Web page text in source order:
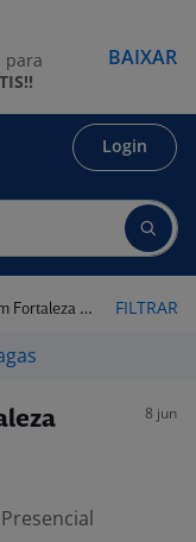
Login
- CE FILTRAR
8 jun
Presencial
para
BAIXAR